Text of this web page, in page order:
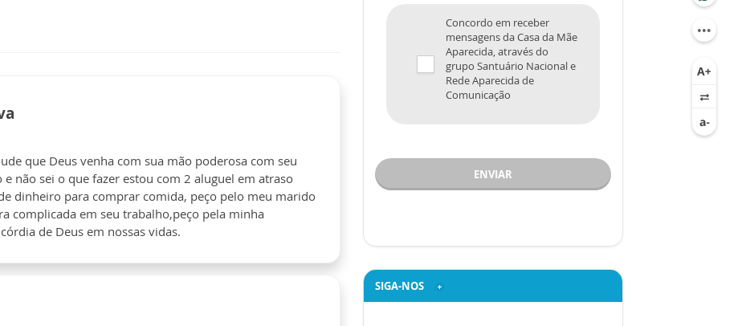
que Deus venha com sua mão poderosa com seu
não sei o que fazer estou com 2 aluguel em atraso
dinheiro para comprar comida, peço pelo meu marido
complicada em seu trabalho,peço pela minha
de Deus em nossas vidas.
Concordo em receber
mensagens da Casa da Mãe
Aparecida, através do
grupo Santuário Nacional e
Rede Aparecida de
Comunicação
ENVIAR
SIGA-NOS